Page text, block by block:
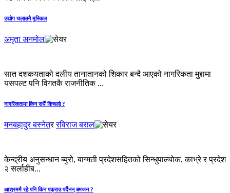
उद्योग चलाउनै मुस्किल
अमृता अनमोल
सात दशकयताको दलीय तानातानको शिकार बन्दै आएको नागरिकता मुद्दामा
यसपल्ट पनि विगतकै राजनीतिक ...
नागरिकतामा किन सधैँ किचलो ?
मनबहादुर बस्नेतररविराज बराल
केन्द्रीय अनुसन्धान ब्युरो, बाग्मती प्रदेशसहितको सिन्धुपाल्चोक, काभ्रे र प्रदेश
२ सर्लाहीब...
आश्रममै रहे पनि किन पक्राउ पर्दैनन् बमजन ?